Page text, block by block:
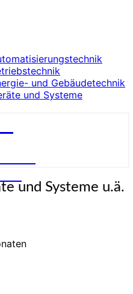
und Gebäudetechnik
und Systeme
und Systeme u.ä.